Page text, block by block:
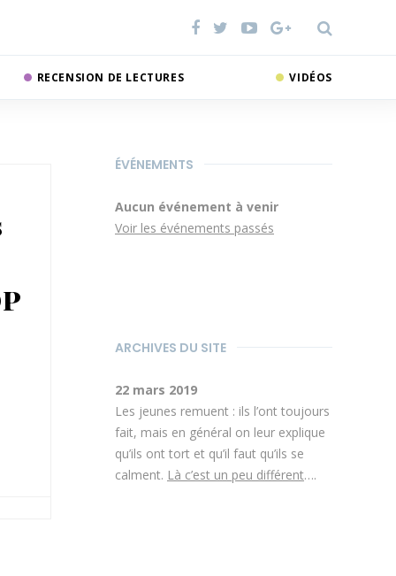
RECENSION DE LECTURES VIDÉOS
ÉVÉNEMENTS
Aucun événement à venir
Voir les événements passés
ARCHIVES DU SITE
22 mars 2019
Les jeunes remuent : ils l’ont toujours
fait, mais en général on leur explique
qu’ils ont tort et qu’il faut qu’ils se
calment. Là c’est un peu différent….